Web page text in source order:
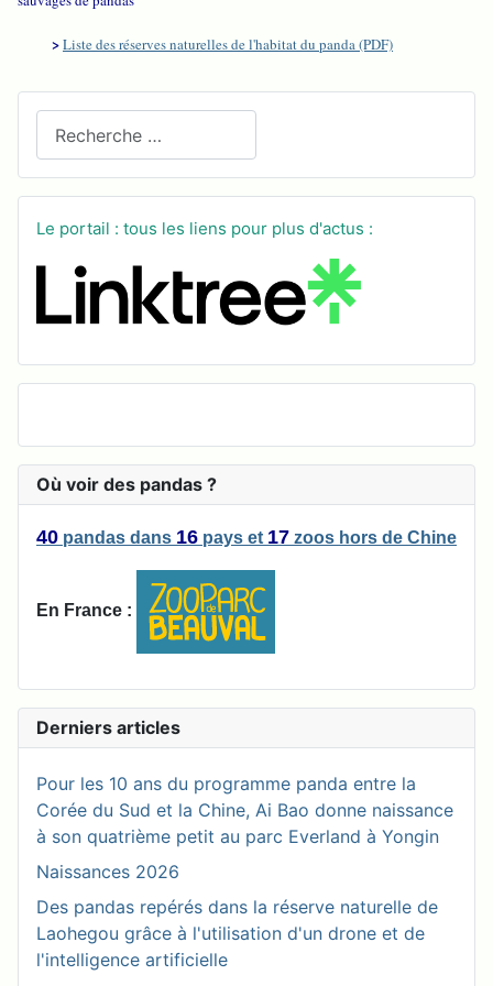
Le portail : tous les liens pour plus d'actus :
Où voir des pandas ?
40 pandas dans 16 pays et 17 zoos hors de Chine
En France :
Derniers articles
Pour les 10 ans du programme panda entre la
Corée du Sud et la Chine, Ai Bao donne naissance
à son quatrième petit au parc Everland à Yongin
Naissances 2026
Des pandas repérés dans la réserve naturelle de
Laohegou grâce à l'utilisation d'un drone et de
l'intelligence artificielle
>Liste des réserves naturelles de l'habitat du panda (PDF)